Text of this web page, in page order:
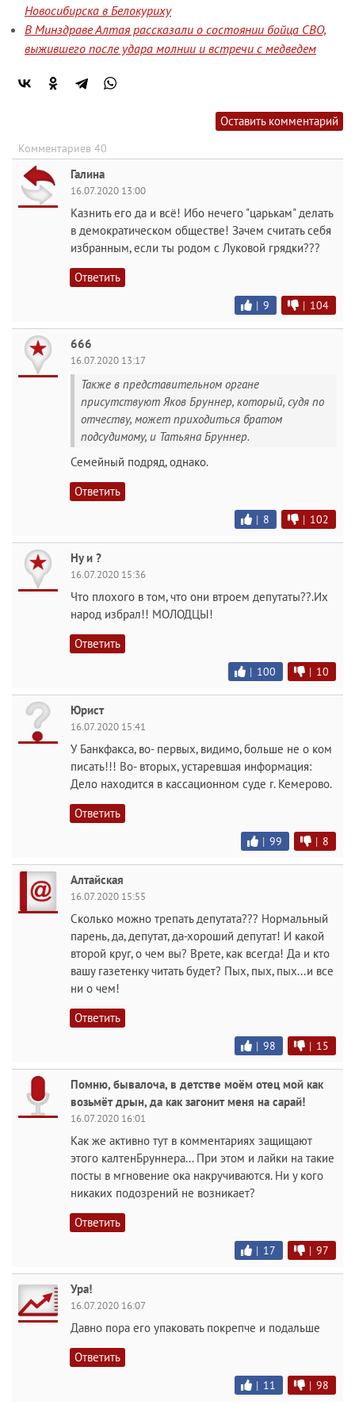
Новосибирска в Белокуриху
В Минздраве Алтая рассказали о состоянии бойца СВО,
выжившего после удара молнии и встречи с медведем
Оставить комментарий
Комментариев 40
Галина
16.07.2020 13:00
Казнить его да и всё! Ибо нечего "царькам" делать
в демократическом обществе! Зачем считать себя
избранным, если ты родом с Луковой грядки???
Ответить
| 9 | 104
666
16.07.2020 13:17
Также в представительном органе
присутствуют Яков Бруннер, который, судя по
отчеству, может приходиться братом
подсудимому, и Татьяна Бруннер.
Семейный подряд, однако.
Ответить
| 8 | 102
Ну и ?
16.07.2020 15:36
Что плохого в том, что они втроем депутаты??.Их
народ избрал!! МОЛОДЦЫ!
Ответить
| 100 | 10
Юрист
16.07.2020 15:41
У Банкфакса, во- первых, видимо, больше не о ком
писать!!! Во- вторых, устаревшая информация:
Дело находится в кассационном суде г. Кемерово.
Ответить
| 99 | 8
Алтайская
16.07.2020 15:55
Сколько можно трепать депутата??? Нормальный
парень, да, депутат, да-хороший депутат! И какой
второй круг, о чем вы? Врете, как всегда! Да и кто
вашу газетенку читать будет? Пых, пых, пых...и все
ни о чем!
Ответить
| 98 | 15
Помню, бывалоча, в детстве моём отец мой как
возьмёт дрын, да как загонит меня на сарай!
16.07.2020 16:01
Как же активно тут в комментариях защищают
этого калтенБруннера... При этом и лайки на такие
посты в мгновение ока накручиваются. Ни у кого
никаких подозрений не возникает?
Ответить
| 17 | 97
Ура!
16.07.2020 16:07
Давно пора его упаковать покрепче и подальше
Ответить
| 11 | 98